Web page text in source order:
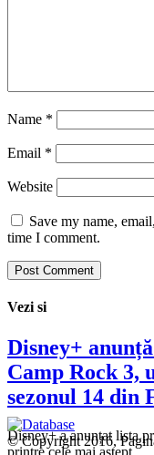
Name *
Email *
Website
Save my name,
time I comment.
Vezi si
Disney+
Camp Rock 3,
sezonul 14 din
Disney+ a anunțat lista
printre cele mai aștept…
© Copyright 2016,